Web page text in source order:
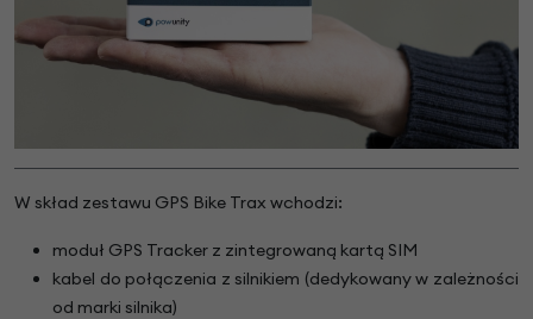
W skład zestawu GPS Bike Trax wchodzi:
moduł GPS Tracker z zintegrowaną kartą SIM
kabel do połączenia z silnikiem (dedykowany w zależności
od marki silnika)